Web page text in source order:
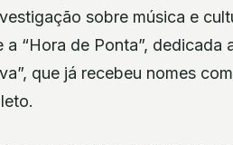
sobre música e
“Hora de Ponta”, dedicada
que já recebeu nomes